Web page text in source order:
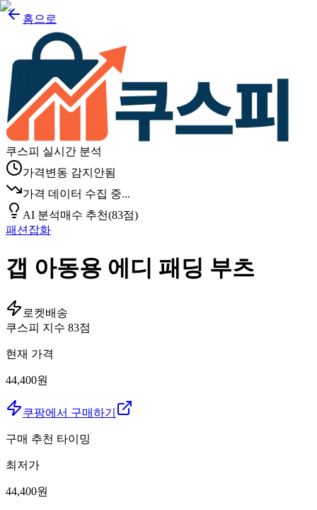
홈으로
쿠스피 실시간 분석
가격변동 감지안됨
가격 데이터 수집 중...
AI 분석매수 추천(83점)
패션잡화
갭 아동용 에디 패딩 부츠
로켓배송
쿠스피 지수 83점
현재 가격
44,400원
쿠팡에서 구매하기
구매 추천 타이밍
최저가
44,400원